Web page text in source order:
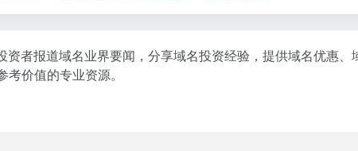
者报道域名业界要闻，分享域名投资经验，提供域名优惠
价值的专业资源。